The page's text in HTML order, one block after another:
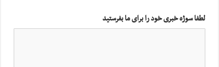
لطفا سوژه خبری خود را برای ما بفرستید